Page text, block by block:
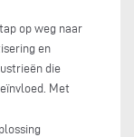
op weg naar
en
die
Met